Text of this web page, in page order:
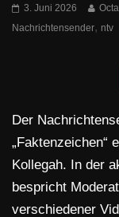
3. Juni 2026
Nachrichtensender, ntv
Der
„Faktenzeichen“
Kollegah. In der
bespricht
verschiedener